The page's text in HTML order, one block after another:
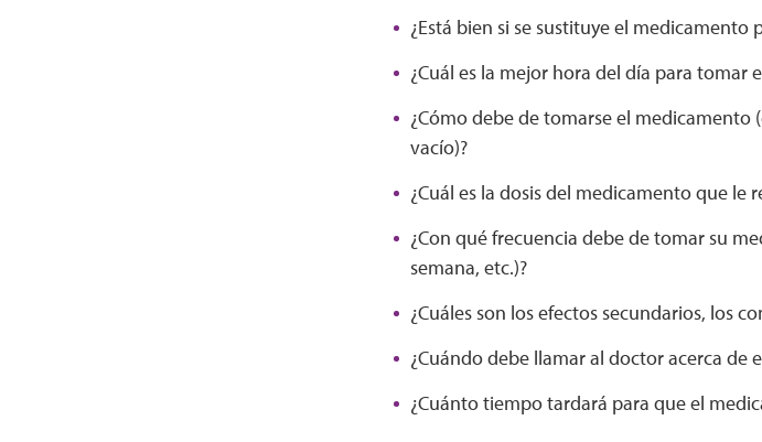
¿Está bien si se sustituye el medicamento
¿Cuál es la mejor hora del día para tomar
¿Cómo debe de tomarse el
vacío)?
¿Cuál es la dosis del medicamento que le
¿Con qué frecuencia debe de tomar su
semana, etc.)?
¿Cuáles son los efectos secundarios, los
¿Cuándo debe llamar al doctor acerca de
¿Cuánto tiempo tardará para que el